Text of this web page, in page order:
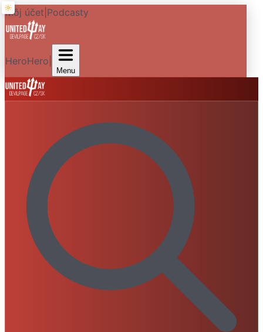
Môj účet Podcasty
HeroHero
Menu